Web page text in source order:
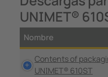
UNIMET®
Nombre
Contents of
UNIMET® 610ST